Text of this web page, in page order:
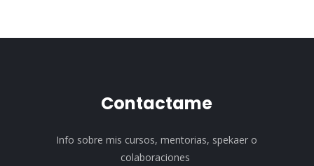
Contactame
Info sobre mis cursos, mentorias, spekaer o
colaboraciones